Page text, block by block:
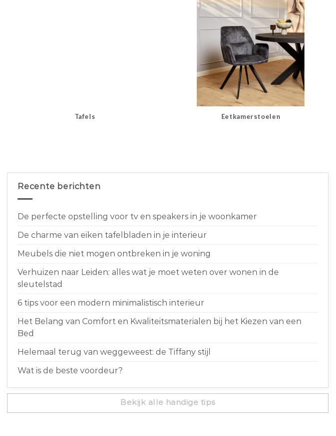
Tafels Eetkamerstoelen
Recente berichten
De perfecte opstelling voor tv en speakers in je woonkamer
De charme van eiken tafelbladen in je interieur
Meubels die niet mogen ontbreken in je woning
Verhuizen naar Leiden: alles wat je moet weten over wonen in de
sleutelstad
6 tips voor een modern minimalistisch interieur
Het Belang van Comfort en Kwaliteitsmaterialen bij het Kiezen van een
Bed
Helemaal terug van weggeweest: de Tiffany stijl
Wat is de beste voordeur?
Bekijk alle handige tips